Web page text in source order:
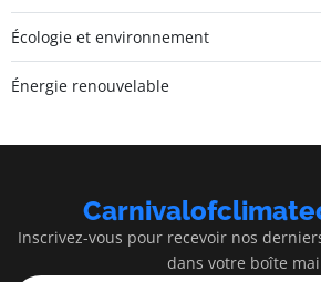
Écologie et environnement
Énergie renouvelable
Inscrivez-vous pour recevoir nos
dans votre boîte